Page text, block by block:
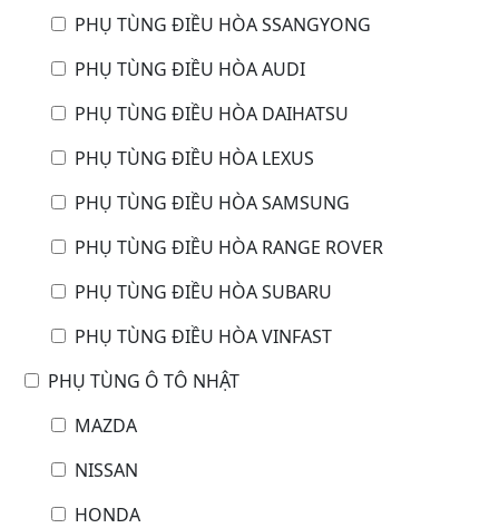
PHỤ TÙNG ĐIỀU HÒA SSANGYONG
PHỤ TÙNG ĐIỀU HÒA AUDI
PHỤ TÙNG ĐIỀU HÒA DAIHATSU
PHỤ TÙNG ĐIỀU HÒA LEXUS
PHỤ TÙNG ĐIỀU HÒA SAMSUNG
PHỤ TÙNG ĐIỀU HÒA RANGE ROVER
PHỤ TÙNG ĐIỀU HÒA SUBARU
PHỤ TÙNG ĐIỀU HÒA VINFAST
PHỤ TÙNG Ô TÔ NHẬT
MAZDA
NISSAN
HONDA